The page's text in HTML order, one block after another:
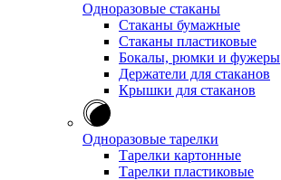
Одноразовые стаканы
Стаканы бумажные
Стаканы пластиковые
Бокалы, рюмки и фужеры
Держатели для стаканов
Крышки для стаканов
Одноразовые тарелки
Тарелки картонные
Тарелки пластиковые